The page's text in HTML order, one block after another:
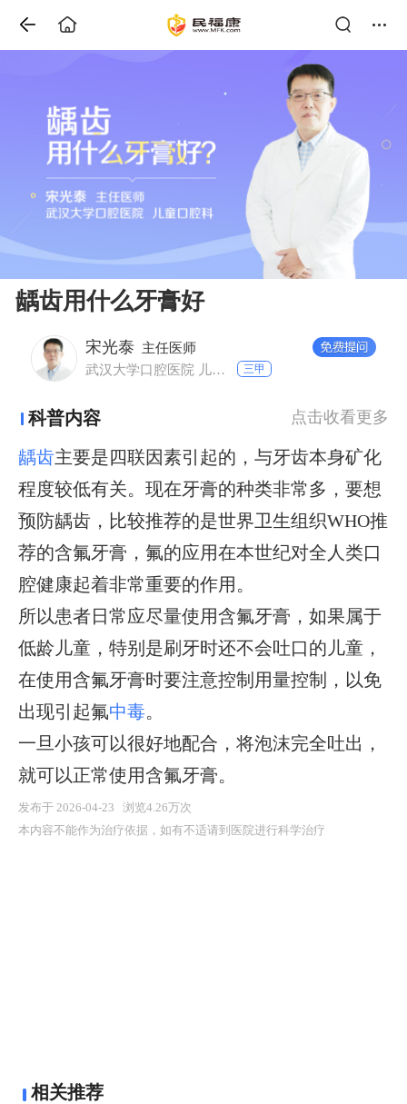
龋齿用什么牙膏好
宋光泰主任医师
武汉大学口腔医院 儿童口腔科
三甲
科普内容 点击收看更多
龋齿主要是四联因素引起的，与牙齿本身矿化
程度较低有关。现在牙膏的种类非常多，要想
预防龋齿，比较推荐的是世界卫生组织WHO推
荐的含氟牙膏，氟的应用在本世纪对全人类口
腔健康起着非常重要的作用。
所以患者日常应尽量使用含氟牙膏，如果属于
低龄儿童，特别是刷牙时还不会吐口的儿童，
在使用含氟牙膏时要注意控制用量控制，以免
出现引起氟中毒。
一旦小孩可以很好地配合，将泡沫完全吐出，
就可以正常使用含氟牙膏。
发布于 2026-04-23 浏览4.26万次
本内容不能作为治疗依据，如有不适请到医院进行科学治疗
相关推荐